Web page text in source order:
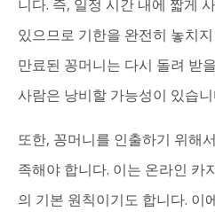
니다. 즉, 일정 시간 내에 짧게
있으므로 기한을 완전히 놓치
만료된 꽁머니는 다시 돌려 받
사람은 낭비할 가능성이 있습니
또한, 꽁머니를 인출하기 위해
족해야 합니다. 이는 온라인 카
의 기본 원칙이기도 합니다. 이